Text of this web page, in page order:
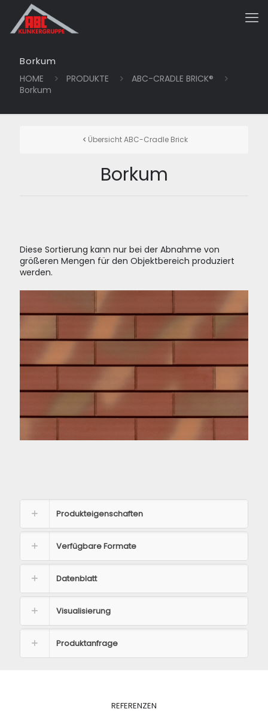
Borkum
HOME PRODUKTE
ABC-CRADLE BRICK®
Borkum
Übersicht ABC-Cradle Brick
Borkum
Diese Sortierung kann nur bei der Abnahme von
größeren Mengen für den Objektbereich produziert
werden.
Produkteigenschaften
Verfügbare Formate
Datenblatt
Visualisierung
Produktanfrage
REFERENZEN